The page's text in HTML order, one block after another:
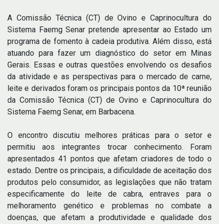
A Comissão Técnica (CT) de Ovino e Caprinocultura do
Sistema Faemg Senar pretende apresentar ao Estado um
programa de fomento à cadeia produtiva. Além disso, está
atuando para fazer um diagnóstico do setor em Minas
Gerais. Essas e outras questões envolvendo os desafios
da atividade e as perspectivas para o mercado de carne,
leite e derivados foram os principais pontos da 10ª reunião
da Comissão Técnica (CT) de Ovino e Caprinocultura do
Sistema Faemg Senar, em Barbacena.
O encontro discutiu melhores práticas para o setor e
permitiu aos integrantes trocar conhecimento. Foram
apresentados 41 pontos que afetam criadores de todo o
estado. Dentre os principais, a dificuldade de aceitação dos
produtos pelo consumidor, as legislações que não tratam
especificamente do leite de cabra, entraves para o
melhoramento genético e problemas no combate a
doenças, que afetam a produtividade e qualidade dos